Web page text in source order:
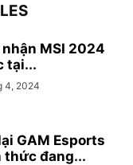
MSI 2024
tại...
4, 2024
GAM Esports
thức đang...